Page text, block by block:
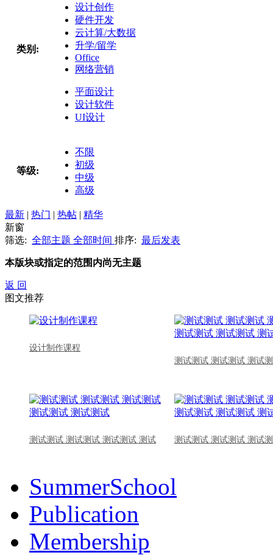
类别:
设计创作
硬件开发
云计算/大数据
升学/留学
Office
网络营销
平面设计
设计软件
UI设计
等级:
不限
初级
中级
高级
最新 | 热门 | 热帖 | 精华
新窗
筛选: 全部主题 全部时间 排序: 最后发表
本版块或指定的范围内尚无主题
返 回
图文推荐
设计制作课程
测试测试 测试测试 测试
测试测试 测试测试 测试测试 测试 测试测试 测试测试 测试
SummerSchool
Publication
Membership